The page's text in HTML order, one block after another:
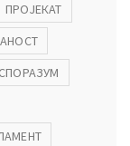
ПРОЈЕКАТ
СПОРАЗУМ